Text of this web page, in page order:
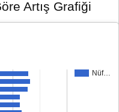
Artış Grafiği
Nüf…